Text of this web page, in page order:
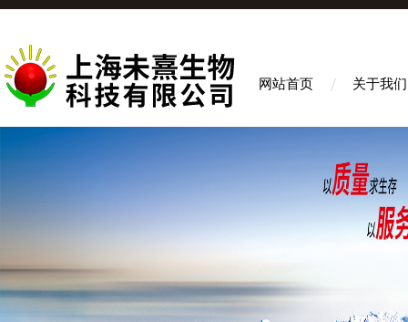
网站首页 关于我们